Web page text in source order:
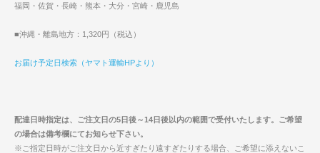
福岡・佐賀・長崎・熊本・大分・宮崎・鹿児島
■沖縄・離島地方：1,320円（税込）
お届け予定日検索（ヤマト運輸HPより）
配達日時指定は、ご注文日の5日後～14日後以内の範囲で受付いたします。ご希望
の場合は備考欄にてお知らせ下さい。
※ご指定日時がご注文日から近すぎたり遠すぎたりする場合、ご希望に添えないこ